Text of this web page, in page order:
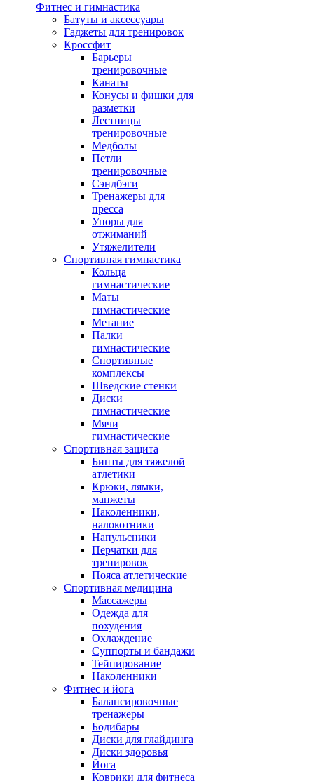
Фитнес и гимнастика
Батуты и аксессуары
Гаджеты для тренировок
Кроссфит
Барьеры
тренировочные
Канаты
Конусы и фишки для
разметки
Лестницы
тренировочные
Медболы
Петли
тренировочные
Сэндбэги
Тренажеры для
пресса
Упоры для
отжиманий
Утяжелители
Спортивная гимнастика
Кольца
гимнастические
Маты
гимнастические
Метание
Палки
гимнастические
Спортивные
комплексы
Шведские стенки
Диски
гимнастические
Мячи
гимнастические
Спортивная защита
Бинты для тяжелой
атлетики
Крюки, лямки,
манжеты
Наколенники,
налокотники
Напульсники
Перчатки для
тренировок
Пояса атлетические
Спортивная медицина
Массажеры
Одежда для
похудения
Охлаждение
Суппорты и бандажи
Тейпирование
Наколенники
Фитнес и йога
Балансировочные
тренажеры
Бодибары
Диски для глайдинга
Диски здоровья
Йога
Коврики для фитнеса